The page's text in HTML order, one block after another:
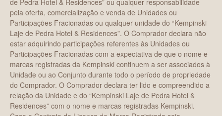
pela oferta, comercialização e venda de Unidades ou
Participações Fracionadas ou qualquer unidade do “Kempinski
Laje de Pedra Hotel & Residences”. O Comprador declara não
estar adquirindo participações referentes às Unidades ou
Participações Fracionadas com a expectativa de que o nome e
marcas registradas da Kempinski continuem a ser associados à
Unidade ou ao Conjunto durante todo o período de propriedade
do Comprador. O Comprador declara ter lido e compreendido a
relação da Unidade e do “Kempinski Laje de Pedra Hotel &
Residences” com o nome e marcas registradas Kempinski.